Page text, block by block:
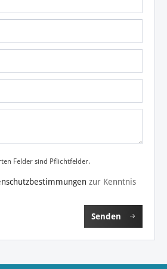
Felder sind Pflichtfelder.
zur Kenntnis
Senden